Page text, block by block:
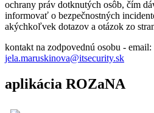
ochrany práv dotknutých osôb, čím
informovať o bezpečnostných
akýchkoľvek dotazov a otázok zo
kontakt na zodpovednú osobu - email:
jela.maruskinova@itsecurity.sk
aplikácia ROZaNA